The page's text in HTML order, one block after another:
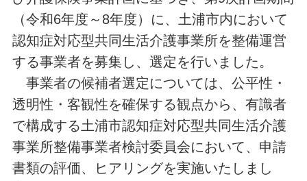
（令和6年度～8年度）に、土浦市内において
認知症対応型共同生活介護事業所を整備運営
する事業者を募集し、選定を行いました。
事業者の候補者選定については、公平性・
透明性・客観性を確保する観点から、有識者
で構成する土浦市認知症対応型共同生活介護
事業所整備事業者検討委員会において、申請
書類の評価、ヒアリングを実施いたしまし